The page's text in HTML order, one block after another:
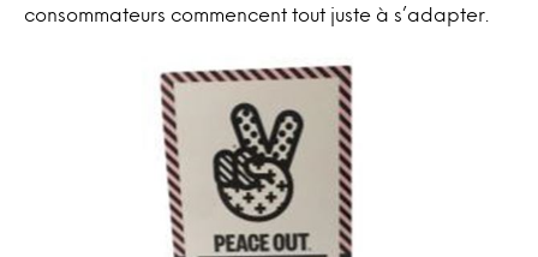
consommateurs commencent tout juste à s’adapter.